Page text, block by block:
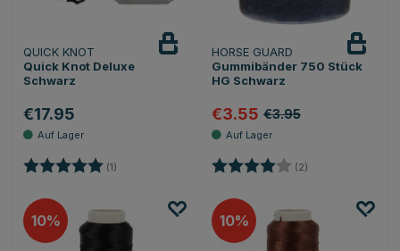
QUICK KNOT
Quick Knot Deluxe
Schwarz
€17.95
Bewertung: (1)
HORSE GUARD
Gummibänder 750 Stück
HG Schwarz
€3.55 €3.95
Bewertung: (2)
10 10